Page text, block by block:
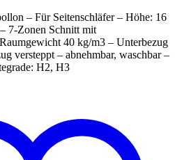
– Für Seitenschläfer – Höhe: 16
7-Zonen Schnitt mit
40 kg/m3 – Unterbezug
versteppt – abnehmbar, waschbar –
H2, H3